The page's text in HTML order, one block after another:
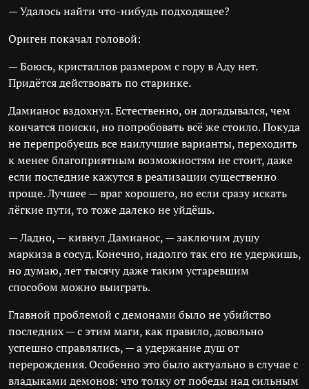
— Удалось найти что-нибудь подходящее?
Ориген покачал головой:
— Боюсь, кристаллов размером с гору в Аду нет.
Придётся действовать по старинке.
Дамианос вздохнул. Естественно, он догадывался, чем
кончатся поиски, но попробовать всё же стоило. Покуда
не перепробуешь все наилучшие варианты, переходить
к менее благоприятным возможностям не стоит, даже
если последние кажутся в реализации существенно
проще. Лучшее — враг хорошего, но если сразу искать
лёгкие пути, то тоже далеко не уйдёшь.
— Ладно, — кивнул Дамианос, — заключим душу
маркиза в сосуд. Конечно, надолго так его не удержишь,
но думаю, лет тысячу даже таким устаревшим
способом можно выиграть.
Главной проблемой с демонами было не убийство
последних — с этим маги, как правило, довольно
успешно справлялись, — а удержание душ от
перерождения. Особенно это было актуально в случае с
владыками демонов: что толку от победы над сильным